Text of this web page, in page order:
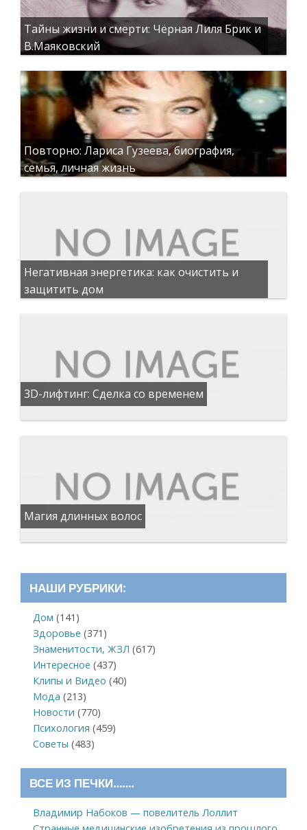
Тайны жизни и смерти: Чёрная Лиля Брик и
В.Маяковский
Повторно: Лариса Гузеева, биография,
семья, личная жизнь
Негативная энергетика: как очистить и
защитить дом
3D-лифтинг: Сделка со временем
Магия длинных волос
НАШИ РУБРИКИ:
Дом (141)
Здоровье (371)
Знаменитости, ЖЗЛ (617)
Интересное (437)
Клипы и Видео (40)
Мода (213)
Новости (770)
Психология (459)
Советы (483)
ВСЕ ИЗ ПЕЧКИ…….
Владимир Набоков — повелитель Лоллит